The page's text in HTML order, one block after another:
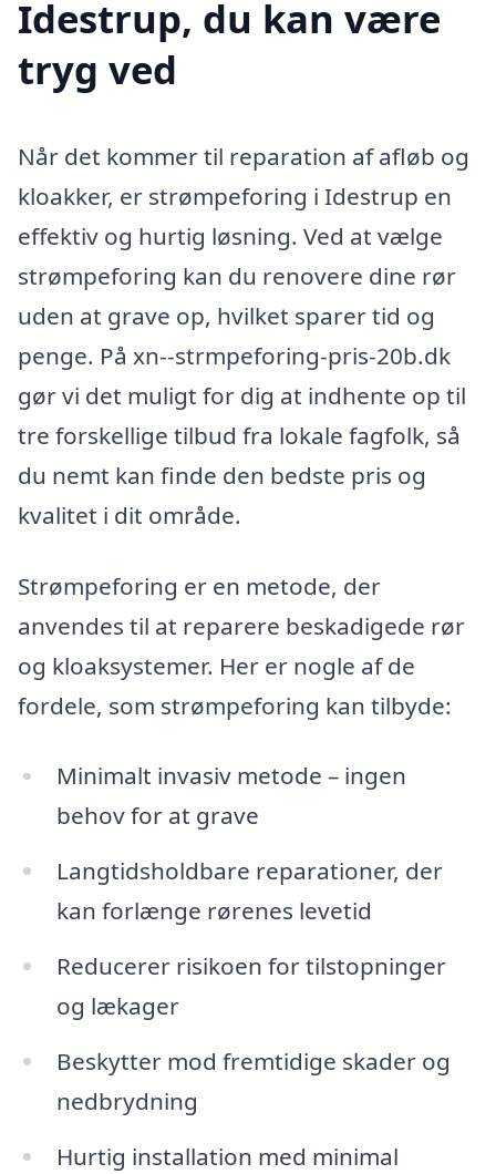
Idestrup, du kan være
tryg ved
Når det kommer til reparation af afløb og
kloakker, er strømpeforing i Idestrup en
effektiv og hurtig løsning. Ved at vælge
strømpeforing kan du renovere dine rør
uden at grave op, hvilket sparer tid og
penge. På xn--strmpeforing-pris-20b.dk
gør vi det muligt for dig at indhente op til
tre forskellige tilbud fra lokale fagfolk, så
du nemt kan finde den bedste pris og
kvalitet i dit område.
Strømpeforing er en metode, der
anvendes til at reparere beskadigede rør
og kloaksystemer. Her er nogle af de
fordele, som strømpeforing kan tilbyde:
Minimalt invasiv metode – ingen
behov for at grave
Langtidsholdbare reparationer, der
kan forlænge rørenes levetid
Reducerer risikoen for tilstopninger
og lækager
Beskytter mod fremtidige skader og
nedbrydning
Hurtig installation med minimal